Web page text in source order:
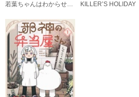
若葉ちゃんはわからせたい！ KILLER’S HOLIDAY